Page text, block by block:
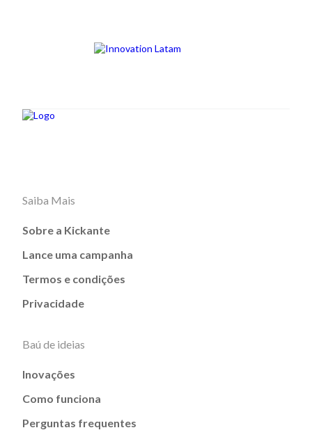
Saiba Mais
Sobre a Kickante
Lance uma campanha
Termos e condições
Privacidade
Baú de ideias
Inovações
Como funciona
Perguntas frequentes